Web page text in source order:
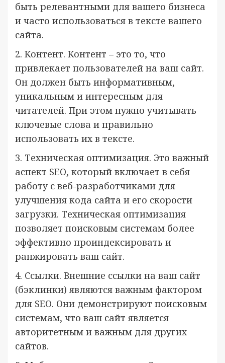
быть релевантными для вашего бизнеса
и часто использоваться в тексте вашего
сайта.
2. Контент. Контент – это то, что
привлекает пользователей на ваш сайт.
Он должен быть информативным,
уникальным и интересным для
читателей. При этом нужно учитывать
ключевые слова и правильно
использовать их в тексте.
3. Техническая оптимизация. Это важный
аспект SEO, который включает в себя
работу с веб-разработчиками для
улучшения кода сайта и его скорости
загрузки. Техническая оптимизация
позволяет поисковым системам более
эффективно проиндексировать и
ранжировать ваш сайт.
4. Ссылки. Внешние ссылки на ваш сайт
(бэклинки) являются важным фактором
для SEO. Они демонстрируют поисковым
системам, что ваш сайт является
авторитетным и важным для других
сайтов.